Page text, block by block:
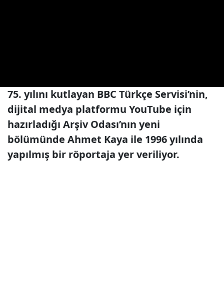
75. yılını kutlayan BBC Türkçe Servisi’nin,
dijital medya platformu YouTube için
hazırladığı Arşiv Odası’nın yeni
bölümünde Ahmet Kaya ile 1996 yılında
yapılmış bir röportaja yer veriliyor.